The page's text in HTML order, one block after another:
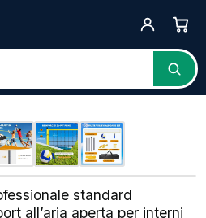
standard
all’aria aperta per interni